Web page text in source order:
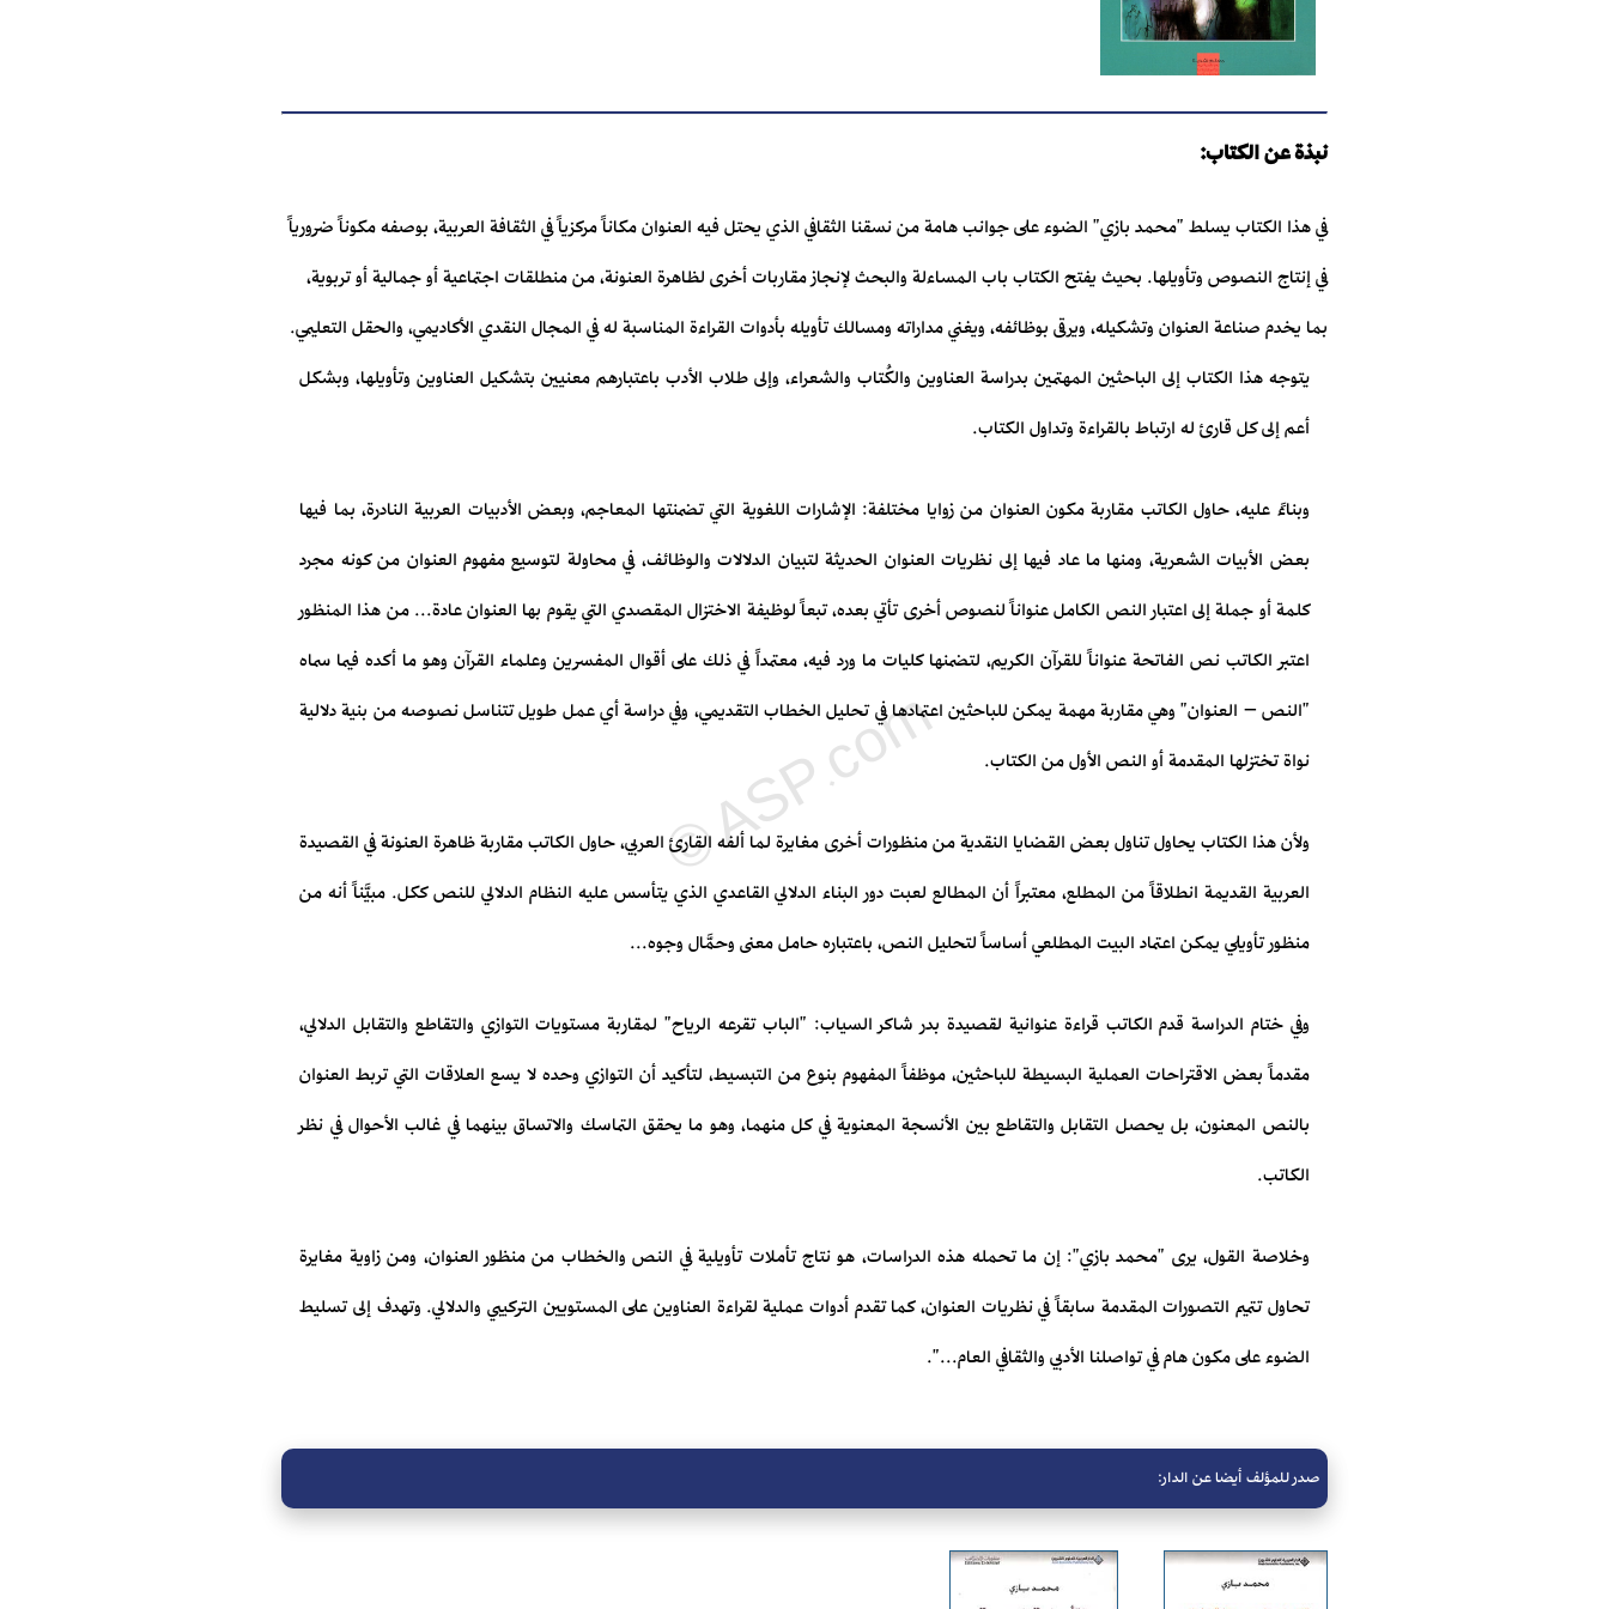
نبذة عن الكتاب:
في هذا الكتاب يسلط "محمد بازي" الضوء على جوانب هامة من نسقنا الثقافي الذي يحتل فيه العنوان مكاناً مركزياً في الثقافة العربية، بوصفه مكوناً ضرورياً
في إنتاج النصوص وتأويلها. بحيث يفتح الكتاب باب المساءلة والبحث لإنجاز مقاربات أخرى لظاهرة العنونة، من منطلقات اجتماعية أو جمالية أو تربوية،
بما يخدم صناعة العنوان وتشكيله، ويرقى بوظائفه، ويغني مداراته ومسالك تأويله بأدوات القراءة المناسبة له في المجال النقدي الأكاديمي، والحقل التعليمي.
يتوجه هذا الكتاب إلى الباحثين المهتمين بدراسة العناوين والكُتاب والشعراء، وإلى طلاب الأدب باعتبارهم معنيين بتشكيل العناوين وتأويلها، وبشكل
أعم إلى كل قارئ له ارتباط بالقراءة وتداول الكتاب.
وبناءً عليه، حاول الكاتب مقاربة مكون العنوان من زوايا مختلفة: الإشارات اللغوية التي تضمنتها المعاجم، وبعض الأدبيات العربية النادرة، بما فيها
بعض الأبيات الشعرية، ومنها ما عاد فيها إلى نظريات العنوان الحديثة لتبيان الدلالات والوظائف، في محاولة لتوسيع مفهوم العنوان من كونه مجرد
كلمة أو جملة إلى اعتبار النص الكامل عنواناً لنصوص أخرى تأتي بعده، تبعاً لوظيفة الاختزال المقصدي التي يقوم بها العنوان عادة... من هذا المنظور
اعتبر الكاتب نص الفاتحة عنواناً للقرآن الكريم، لتضمنها كليات ما ورد فيه، معتمداً في ذلك على أقوال المفسرين وعلماء القرآن وهو ما أكده فيما سماه
"النص – العنوان" وهي مقاربة مهمة يمكن للباحثين اعتمادها في تحليل الخطاب التقديمي، وفي دراسة أي عمل طويل تتناسل نصوصه من بنية دلالية
نواة تختزلها المقدمة أو النص الأول من الكتاب.
ولأن هذا الكتاب يحاول تناول بعض القضايا النقدية من منظورات أخرى مغايرة لما ألفه القارئ العربي، حاول الكاتب مقاربة ظاهرة العنونة في القصيدة
العربية القديمة انطلاقاً من المطلع، معتبراً أن المطالع لعبت دور البناء الدلالي القاعدي الذي يتأسس عليه النظام الدلالي للنص ككل. مبيَّناً أنه من
منظور تأويلي يمكن اعتماد البيت المطلعي أساساً لتحليل النص، باعتباره حامل معنى وحمَّال وجوه...
وفي ختام الدراسة قدم الكاتب قراءة عنوانية لقصيدة بدر شاكر السياب: "الباب تقرعه الرياح" لمقاربة مستويات التوازي والتقاطع والتقابل الدلالي،
مقدماً بعض الاقتراحات العملية البسيطة للباحثين، موظفاً المفهوم بنوع من التبسيط، لتأكيد أن التوازي وحده لا يسع العلاقات التي تربط العنوان
بالنص المعنون، بل يحصل التقابل والتقاطع بين الأنسجة المعنوية في كل منهما، وهو ما يحقق التماسك والاتساق بينهما في غالب الأحوال في نظر
الكاتب.
وخلاصة القول، يرى "محمد بازي": إن ما تحمله هذه الدراسات، هو نتاج تأملات تأويلية في النص والخطاب من منظور العنوان، ومن زاوية مغايرة
تحاول تتميم التصورات المقدمة سابقاً في نظريات العنوان، كما تقدم أدوات عملية لقراءة العناوين على المستويين التركيبي والدلالي. وتهدف إلى تسليط
الضوء على مكون هام في تواصلنا الأدبي والثقافي العام...".
صدر للمؤلف أيضا عن الدار: